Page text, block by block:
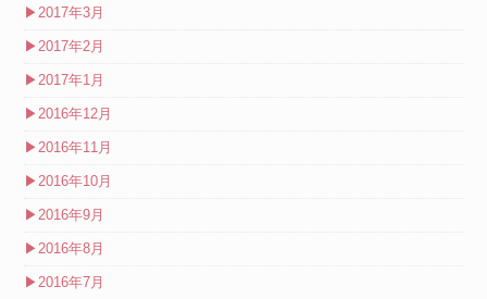
▶2017年3月
▶2017年2月
▶2017年1月
▶2016年12月
▶2016年11月
▶2016年10月
▶2016年9月
▶2016年8月
▶2016年7月